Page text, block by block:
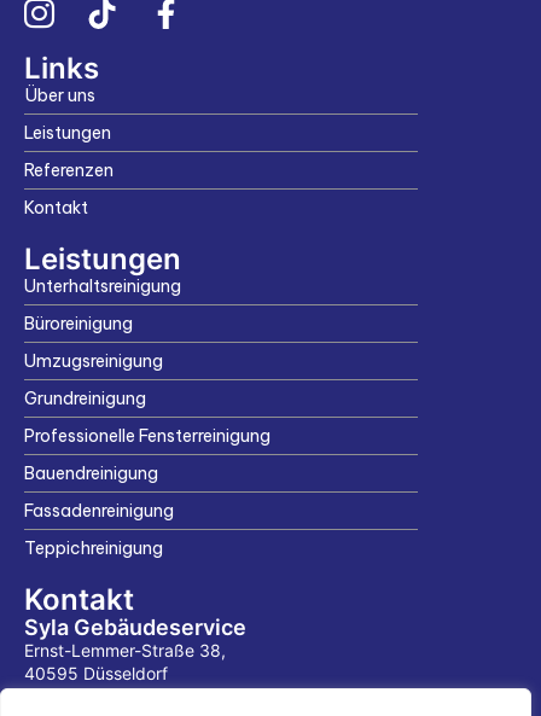
Links
Über uns
Leistungen
Referenzen
Kontakt
Leistungen
Unterhaltsreinigung
Büroreinigung
Umzugsreinigung
Grundreinigung
Professionelle Fensterreinigung
Bauendreinigung
Fassadenreinigung
Teppichreinigung
Kontakt
Syla Gebäudeservice
Ernst-Lemmer-Straße 38,
40595 Düsseldorf